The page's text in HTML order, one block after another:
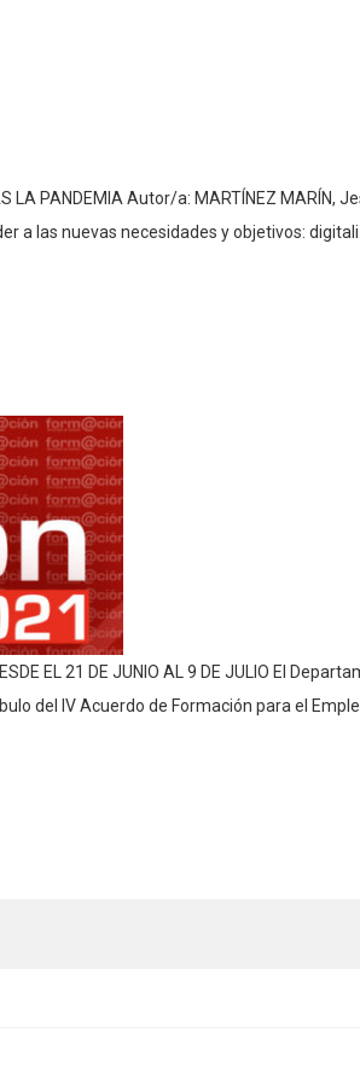
LA PANDEMIA Autor/a: MARTÍNEZ MARÍN,
a las nuevas necesidades y objetivos:
EL 21 DE JUNIO AL 9 DE JULIO El
del IV Acuerdo de Formación para el